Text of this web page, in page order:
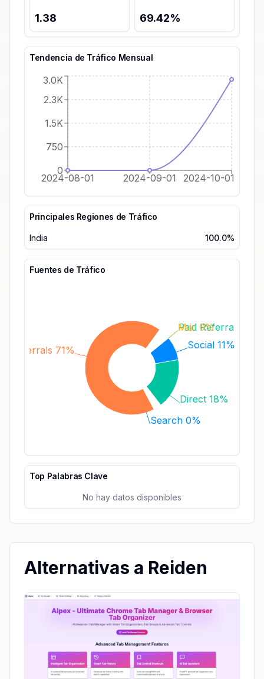
1.38 69.42%
Tendencia de Tráfico Mensual
2024-08-01 2024-09-01 2024-10-01
0
750
1.5K
2.3K
3.0K
Principales Regiones de Tráfico
India 100.0%
Fuentes de Tráfico
Social 11%
Paid Referrals 0%
Mail 0%
Referrals 71%
Search 0%
Direct 18%
Top Palabras Clave
No hay datos disponibles
Alternativas a Reiden